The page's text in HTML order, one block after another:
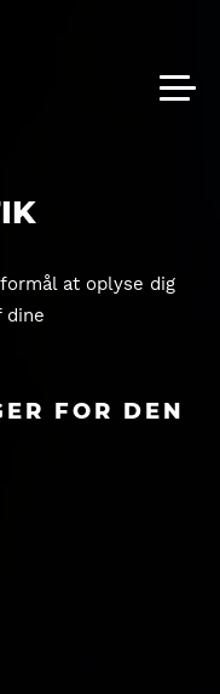
at oplyse dig
dine
FOR DEN